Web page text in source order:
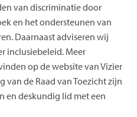
van discriminatie door
en het ondersteunen van
Daarnaast adviseren wij
inclusiebeleid. Meer
op de website van Vizier
van de Raad van Toezicht zijn
en deskundig lid met een